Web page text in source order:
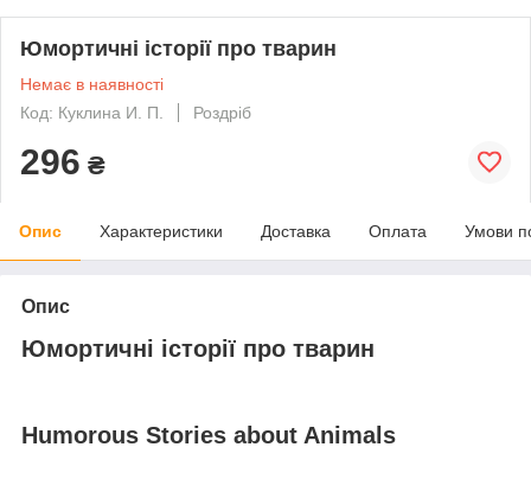
Юмортичні історії про тварин
Немає в наявності
Код: Куклина И. П.
Роздріб
296 ₴
Опис Характеристики Доставка Оплата Умови
Опис
Юмортичні історії про тварин
Humorous Stories about Animals